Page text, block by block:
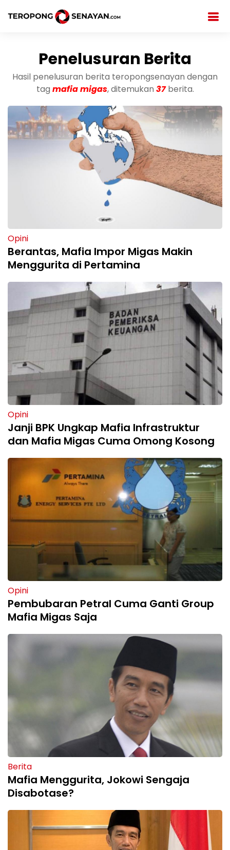
Penelusuran Berita
Hasil penelusuran berita teropongsenayan dengan
tag mafia migas, ditemukan 37berita.
Opini
Berantas, Mafia Impor Migas Makin
Menggurita di Pertamina
Opini
Janji BPK Ungkap Mafia Infrastruktur
dan Mafia Migas Cuma Omong Kosong
Opini
Pembubaran Petral Cuma Ganti Group
Mafia Migas Saja
Berita
Mafia Menggurita, Jokowi Sengaja
Disabotase?